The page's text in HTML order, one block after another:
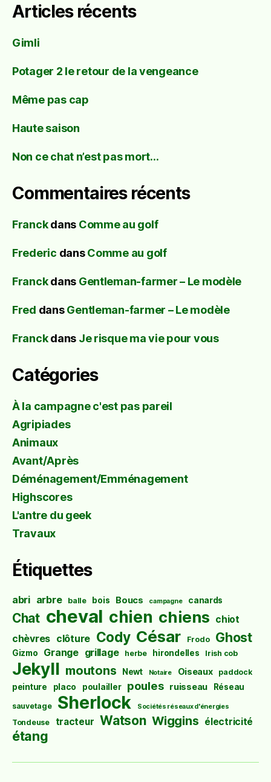
Articles récents
Gimli
Potager 2 le retour de la vengeance
Même pas cap
Haute saison
Non ce chat n’est pas mort…
Commentaires récents
Franckdans Comme au golf
Frederic dansComme au golf
Franckdans Gentleman-farmer – Le modèle
Fred dansGentleman-farmer – Le modèle
Franckdans Je risque ma vie pour vous
Catégories
À la campagne c'est pas pareil
Agripiades
Animaux
Avant/Après
Déménagement/Emménagement
Highscores
L'antre du geek
Travaux
Étiquettes
abri arbre balle bois Boucs campagne canards
Chat cheval chien chiens chiot
chèvres clôture Cody César Frodo Ghost
Gizmo Grange grillage herbe hirondelles Irish cob
Jekyll moutons Newt Notaire Oiseaux paddock
peinture placo poulailler poules ruisseau Réseau
sauvetage Sherlock Sociétés réseaux d'énergies
Tondeuse tracteur Watson Wiggins électricité
étang